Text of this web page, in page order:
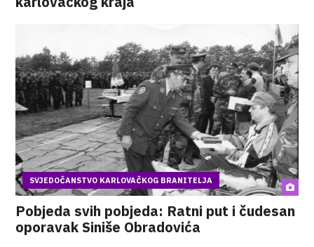
SVJEDOČANSTVO KARLOVAČKOG BRANITELJA
Pobjeda svih pobjeda: Ratni put i čudesan
oporavak Siniše Obradovića